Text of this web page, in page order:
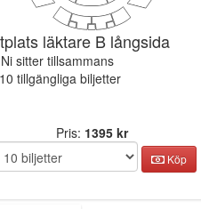
läktare B långsida
sitter tillsammans
tillgängliga biljetter
Pris: 1395 kr
Köp